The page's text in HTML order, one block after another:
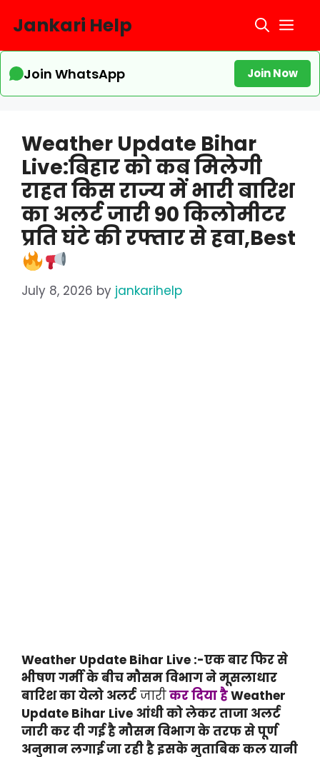
Jankari Help
Join WhatsApp Join Now
Weather Update Bihar
Live:बिहार को कब मिलेगी
राहत किस राज्य में भारी बारिश
का अलर्ट जारी 90 किलोमीटर
प्रति घंटे की रफ्तार से हवा,Best
July 8, 2026 by jankarihelp
Weather Update Bihar Live :-एक बार फिर से
भीषण गर्मी के बीच मौसम विभाग ने मूसलाधार
बारिश का येलो अलर्टजारीकर दिया हैWeather
Update Bihar Live आंधी को लेकर ताजा अलर्ट
जारी कर दी गई है मौसम विभाग के तरफ से पूर्ण
अनुमान लगाई जा रही है इसके मुताबिक कल यानी